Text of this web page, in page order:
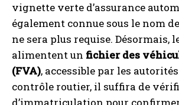
vignette verte d’assurance
également connue sous le nom de
ne sera plus requise. Désormais,
alimentent un fichier des
(FVA), accessible par les
contrôle routier, il suffira de